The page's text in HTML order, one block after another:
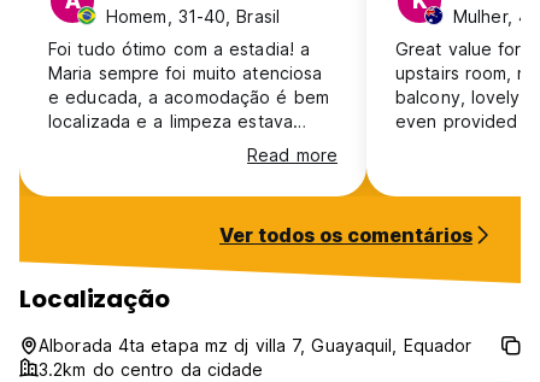
Homem, 31-40, Brasil
Foi tudo ótimo com a estadia! a
Maria sempre foi muito atenciosa
e educada, a acomodação é bem
localizada e a limpeza estava
perfeita! tudo muito bom :)Read more
Mulher,
Great value for
upstairs room,
balcony, lovely
even provided a
downstairs to
the time $10 US
$5-$7 Us. AC
Perfect for
Ver todos os comentários
Localização
Alborada 4ta etapa mz dj villa 7, Guayaquil, Equador
3.2km do centro da cidade